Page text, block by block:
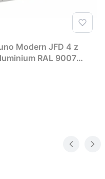
Modern JFD 4 z
RAL 9007